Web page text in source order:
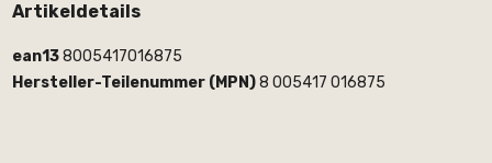
Artikeldetails
ean13 8005417016875
Hersteller-Teilenummer (MPN) 8 005417 016875